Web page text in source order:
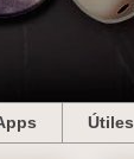
Útiles